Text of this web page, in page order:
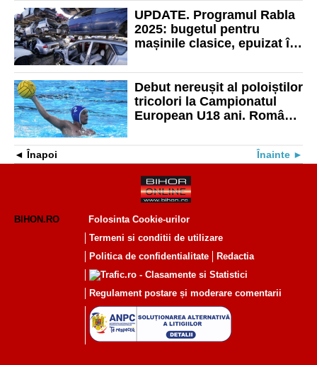
UPDATE. Programul Rabla
2025: bugetul pentru
mașinile clasice, epuizat în
Debut nereușit al poloiștilor
tricolori la Campionatul
European U18 ani. România
Înapoi Înainte
BIHON.RO
Folosinta Cookie-urilor
Termeni si conditii de utilizare
Politica de confidentialitate
Redactia
Regulament postare și moderare comentarii